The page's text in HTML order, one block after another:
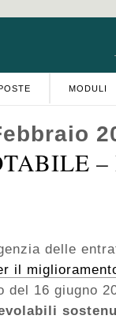
MODULI
delle
il
del 16 giugno